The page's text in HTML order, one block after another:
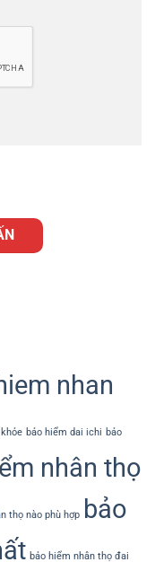
nhan
bảo hiểm dai ichi bảo
nhân thọ
thọ nào phù hợp bảo
bảo hiểm nhân thọ đai